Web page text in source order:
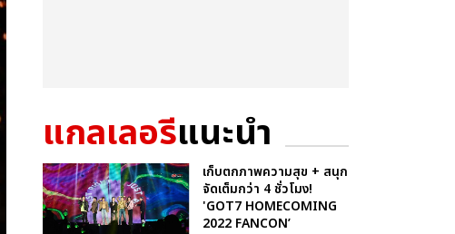
แกลเลอรีแนะนำ
เก็บตกภาพความสุข + สนุก
จัดเต็มกว่า 4 ชั่วโมง!
'GOT7 HOMECOMING
2022 FANCON’